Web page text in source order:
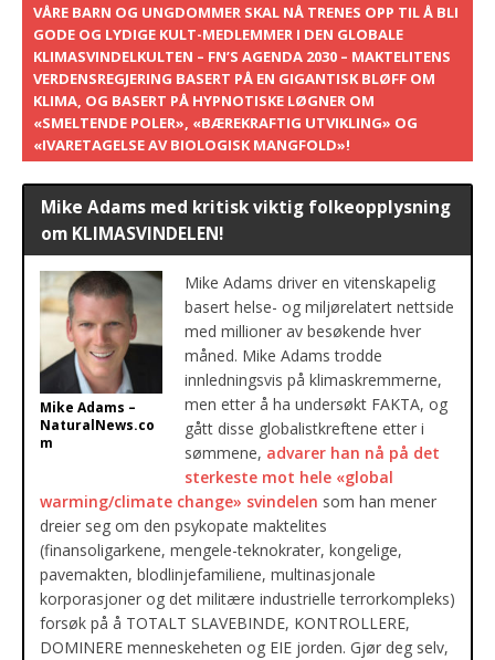
VÅRE BARN OG UNGDOMMER SKAL NÅ TRENES OPP TIL Å BLI
GODE OG LYDIGE KULT-MEDLEMMER I DEN GLOBALE
KLIMASVINDELKULTEN – FN’S AGENDA 2030 – MAKTELITENS
VERDENSREGJERING BASERT PÅ EN GIGANTISK BLØFF OM
KLIMA, OG BASERT PÅ HYPNOTISKE LØGNER OM
«SMELTENDE POLER», «BÆREKRAFTIG UTVIKLING» OG
«IVARETAGELSE AV BIOLOGISK MANGFOLD»!
Mike Adams med kritisk viktig folkeopplysning
om KLIMASVINDELEN!
Mike Adams –
NaturalNews.co
m
Mike Adams driver en vitenskapelig
basert helse- og miljørelatert nettside
med millioner av besøkende hver
måned. Mike Adams trodde
innledningsvis på klimaskremmerne,
men etter å ha undersøkt FAKTA, og
gått disse globalistkreftene etter i
sømmene, advarer han nå på det
sterkeste mot hele «global
warming/climate change» svindelen som han mener
dreier seg om den psykopate maktelites
(finansoligarkene, mengele-teknokrater, kongelige,
pavemakten, blodlinjefamiliene, multinasjonale
korporasjoner og det militære industrielle terrorkompleks)
forsøk på å TOTALT SLAVEBINDE, KONTROLLERE,
DOMINERE menneskeheten og EIE jorden. Gjør deg selv,